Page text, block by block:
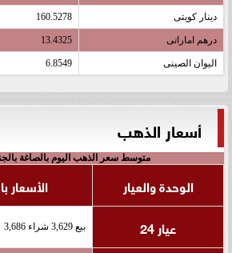
دينار كويتى 160.5278
درهم اماراتى 13.4325
اليوان الصينى 6.8549
أسعار الذهب
متوسط سعر الذهب اليوم بالصاغة
الوحدة والعيار
الأسعار
عيار 24
بيع 3,629 شراء 3,686